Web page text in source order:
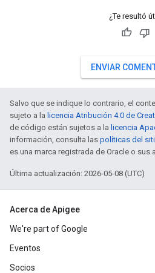
¿Te resultó
ENVIAR
Salvo que se indique lo contrario, el
sujeto a la licencia Atribución 4.0 de
de código están sujetos a la licencia
información, consulta las políticas del
es una marca registrada de Oracle o sus
Última actualización: 2026-05-08 (UTC)
Acerca de Apigee
We're part of Google
Eventos
Socios